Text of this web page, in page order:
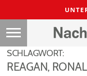
SCHLAGWORT:
REAGAN,